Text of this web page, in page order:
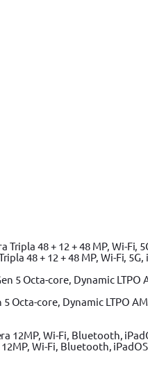
48 + 12 + 48 MP, Wi-Fi,
core, Dynamic LTPO
Wi-Fi, Bluetooth,